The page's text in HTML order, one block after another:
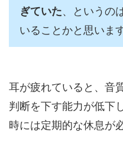
ぎていた、というの
いることかと思います
耳が疲れていると、音
判断を下す能力が低下
時には定期的な休息が